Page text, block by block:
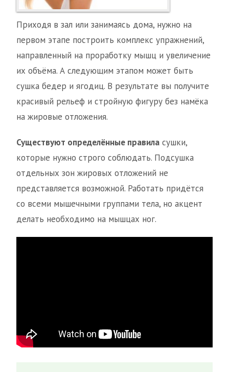
Приходя в зал или занимаясь дома, нужно на
первом этапе построить комплекс упражнений,
направленный на проработку мышц и увеличение
их объёма. А следующим этапом может быть
сушка бедер и ягодиц. В результате вы получите
красивый рельеф и стройную фигуру без намёка
на жировые отложения.
Существуют определённые правила сушки,
которые нужно строго соблюдать. Подсушка
отдельных зон жировых отложений не
представляется возможной. Работать придётся
со всеми мышечными группами тела, но акцент
делать необходимо на мышцах ног.